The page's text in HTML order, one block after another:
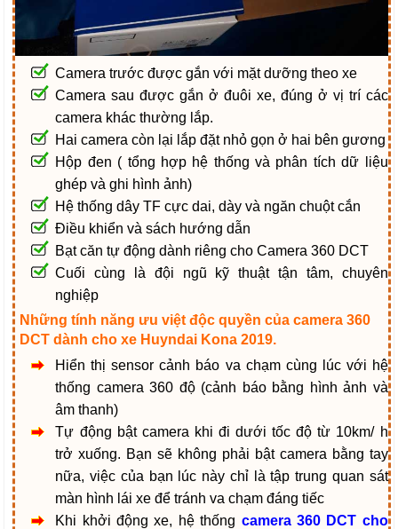
Camera trước được gắn với mặt dưỡng theo xe
Camera sau được gắn ở đuôi xe, đúng ở vị trí các
camera khác thường lắp.
Hai camera còn lại lắp đặt nhỏ gọn ở hai bên gương
Hộp đen ( tổng hợp hệ thống và phân tích dữ liệu
ghép và ghi hình ảnh)
Hệ thống dây TF cực dai, dày và ngăn chuột cắn
Điều khiển và sách hướng dẫn
Bạt căn tự động dành riêng cho Camera 360 DCT
Cuối cùng là đội ngũ kỹ thuật tận tâm, chuyên
nghiệp
Những tính năng ưu việt độc quyền của camera 360
DCT dành cho xe Huyndai Kona 2019.
Hiển thị sensor cảnh báo va chạm cùng lúc với hệ
thống camera 360 độ (cảnh báo bằng hình ảnh và
âm thanh)
Tự động bật camera khi đi dưới tốc độ từ 10km/ h
trở xuống. Bạn sẽ không phải bật camera bằng tay
nữa, việc của bạn lúc này chỉ là tập trung quan sát
màn hình lái xe để tránh va chạm đáng tiếc
Khi khởi động xe, hệ thống camera 360 DCT cho